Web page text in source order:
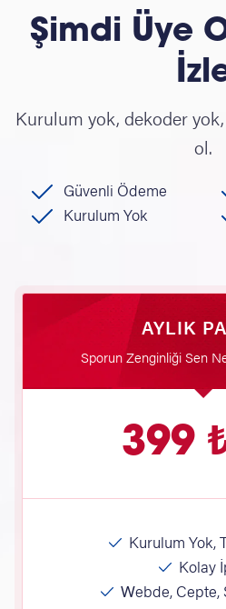
Şimdi Üye
Kurulum yok, dekoder
ol.
Güvenli Ödeme
Kurulum Yok
AYLIK
Sporun Zenginliği Sen
399
Kurulum Yok,
Kolay
Webde, Cepte,